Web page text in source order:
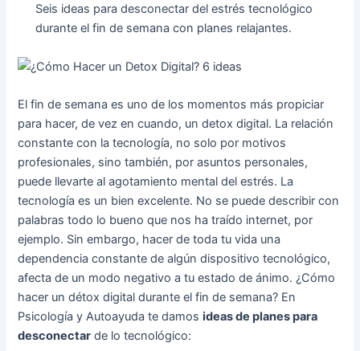
Seis ideas para desconectar del estrés tecnológico
durante el fin de semana con planes relajantes.
El fin de semana es uno de los momentos más propiciar
para hacer, de vez en cuando, un detox digital. La relación
constante con la tecnología, no solo por motivos
profesionales, sino también, por asuntos personales,
puede llevarte al agotamiento mental del estrés. La
tecnología es un bien excelente. No se puede describir con
palabras todo lo bueno que nos ha traído internet, por
ejemplo. Sin embargo, hacer de toda tu vida una
dependencia constante de algún dispositivo tecnológico,
afecta de un modo negativo a tu estado de ánimo. ¿Cómo
hacer un détox digital durante el fin de semana? En
Psicología y Autoayuda te damosideas de planes para
desconectar de lo tecnológico: